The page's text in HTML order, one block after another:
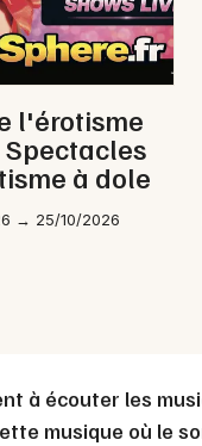
39 - Jura
Choisir mes
Mon email
l'érotisme
à dole
→ 25/10/2026
à écouter les
musique où le